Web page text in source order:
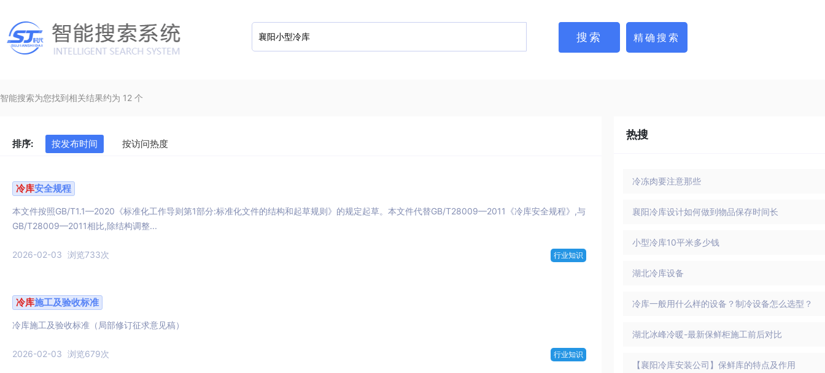
智能搜索为您找到相关结果约为 12 个
排序: 按发布时间 按访问热度
冷库安全规程
本文件按照GB/T1.1—2020《标准化工作导则第1部分:标准化文件的结构和起草规则》的规定起草。本文件代替GB/T28009—2011《冷库安全规程》,与
GB/T28009—2011相比,除结构调整...
2026-02-03 浏览733次 行业知识
冷库施工及验收标准
冷库施工及验收标准（局部修订征求意见稿）
2026-02-03 浏览679次 行业知识
热搜
冷冻肉要注意那些
襄阳冷库设计如何做到物品保存时间长
小型冷库10平米多少钱
湖北冷库设备
冷库一般用什么样的设备？制冷设备怎么选型？
湖北冰峰冷暖-最新保鲜柜施工前后对比
【襄阳冷库安装公司】保鲜库的特点及作用